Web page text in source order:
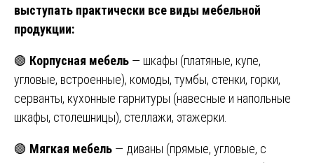
выступать практически все виды мебельной
продукции:
🟢 Корпусная мебель — шкафы (платяные, купе,
угловые, встроенные), комоды, тумбы, стенки, горки,
серванты, кухонные гарнитуры (навесные и напольные
шкафы, столешницы), стеллажи, этажерки.
🟢 Мягкая мебель — диваны (прямые, угловые, с